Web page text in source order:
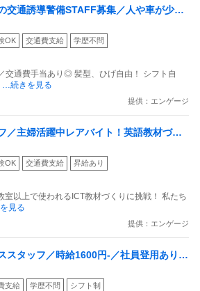
交通誘導警備STAFF募集／人や車が少な
間4.5時間で日給1万円保証
OK 交通費支給 学歴不問
交通費手当あり◎ 髪型、ひげ自由！ シフト自
…続きを見る
提供：エンゲージ
／主婦活躍中レアバイト！英語教材づく
・3h～OK！／高田馬場
OK 交通費支給 昇給あり
上で使われるICT教材づくりに挑戦！ 私たち
見る
提供：エンゲージ
スタッフ／時給1600円-／社員登用あり／
支給 学歴不問 シフト制